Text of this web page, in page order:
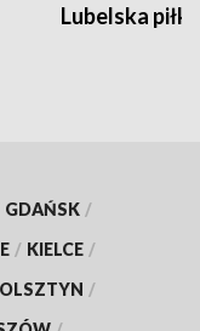
Lubelska piłka
GDAŃSK /
/ KIELCE /
OLSZTYN /